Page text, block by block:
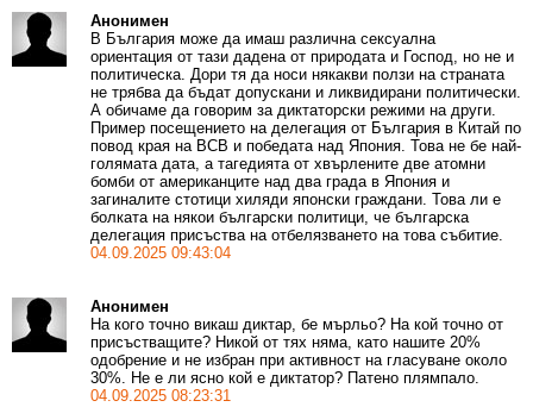
Анонимен
В България може да имаш различна сексуална
ориентация от тази дадена от природата и Господ, но не и
политическа. Дори тя да носи някакви ползи на страната
не трябва да бъдат допускани и ликвидирани политически.
А обичаме да говорим за диктаторски режими на други.
Пример посещението на делегация от България в Китай по
повод края на ВСВ и победата над Япония. Това не бе най-
голямата дата, а тагедията от хвърлените две атомни
бомби от американците над два града в Япония и
загиналите стотици хиляди японски граждани. Това ли е
болката на някои български политици, че българска
делегация присъства на отбелязването на това събитие.
04.09.2025 09:43:04
Анонимен
На кого точно викаш диктар, бе мърльо? На кой точно от
присъстващите? Никой от тях няма, като нашите 20%
одобрение и не избран при активност на гласуване около
30%. Не е ли ясно кой е диктатор? Патено плямпало.
04.09.2025 08:23:31